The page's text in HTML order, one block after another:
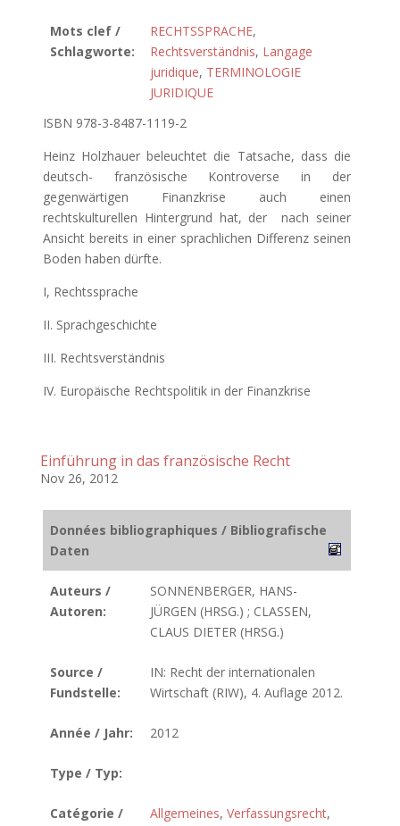
Mots clef /
Schlagworte:
RECHTSSPRACHE,
Rechtsverständnis, Langage
juridique, TERMINOLOGIE
JURIDIQUE
ISBN 978-3-8487-1119-2
Heinz Holzhauer beleuchtet die Tatsache, dass die
deutsch- französische Kontroverse in der
gegenwärtigen Finanzkrise auch einen
rechtskulturellen Hintergrund hat, der nach seiner
Ansicht bereits in einer sprachlichen Differenz seinen
Boden haben dürfte.
I, Rechtssprache
II. Sprachgeschichte
III. Rechtsverständnis
IV. Europäische Rechtspolitik in der Finanzkrise
Einführung in das französische Recht
Nov 26, 2012
Données bibliographiques / Bibliografische
Daten
Auteurs /
Autoren:
SONNENBERGER, HANS-
JÜRGEN (HRSG.) ; CLASSEN,
CLAUS DIETER (HRSG.)
Source /
Fundstelle:
IN: Recht der internationalen
Wirtschaft (RIW), 4. Auflage 2012.
Année / Jahr: 2012
Type / Typ:
Catégorie /
Allgemeines, Verfassungsrecht,